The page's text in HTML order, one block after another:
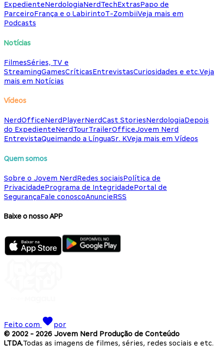
ExpedienteNerdologiaNerdTechExtrasPapo de
ParceiroFrança e o LabirintoT-ZombiiVeja mais em
Podcasts
Notícias
FilmesSéries, TV e
StreamingGamesCríticasEntrevistasCuriosidades e etc.Veja
mais em Notícias
Vídeos
NerdOfficeNerdPlayerNerdCast StoriesNerdologiaDepois
do ExpedienteNerdTourTrailerOfficeJovem Nerd
EntrevistaQueimando a LínguaSr. KVeja mais em Vídeos
Quem somos
Sobre o Jovem NerdRedes sociaisPolítica de
PrivacidadePrograma de IntegridadePortal de
SegurançaFale conoscoAnuncieRSS
Baixe o nosso APP
Feito com
por
© 2002 - 2026 Jovem Nerd Produção de Conteúdo
LTDA.Todas as imagens de filmes, séries, redes sociais e etc.